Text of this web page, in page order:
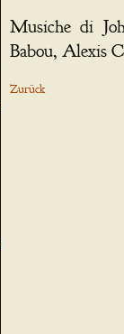
Musiche di
Babou, Alexis
Zurück